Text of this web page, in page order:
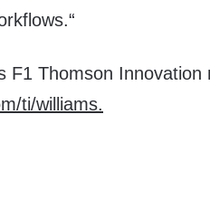
F1 Thomson Innovation
ti/williams.